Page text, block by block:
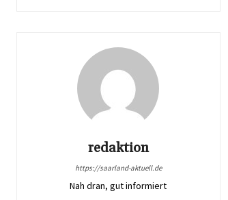
redaktion
https://saarland-aktuell.de
Nah dran, gut informiert